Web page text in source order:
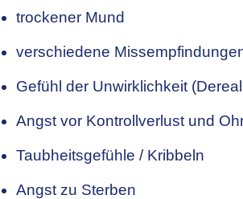
trockener Mund
verschiedene
Gefühl der Unwirklichkeit
Angst vor Kontrollverlust und
Taubheitsgefühle / Kribbeln
Angst zu Sterben